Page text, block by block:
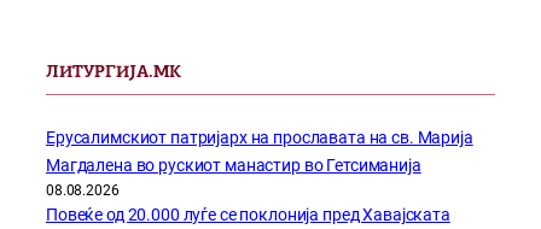
ЛИТУРГИЈА.МК
Ерусалимскиот патријарх на прославата на св. Марија
Магдалена во рускиот манастир во Гетсиманија
08.08.2026
Повеќе од 20.000 луѓе се поклонија пред Хавајската